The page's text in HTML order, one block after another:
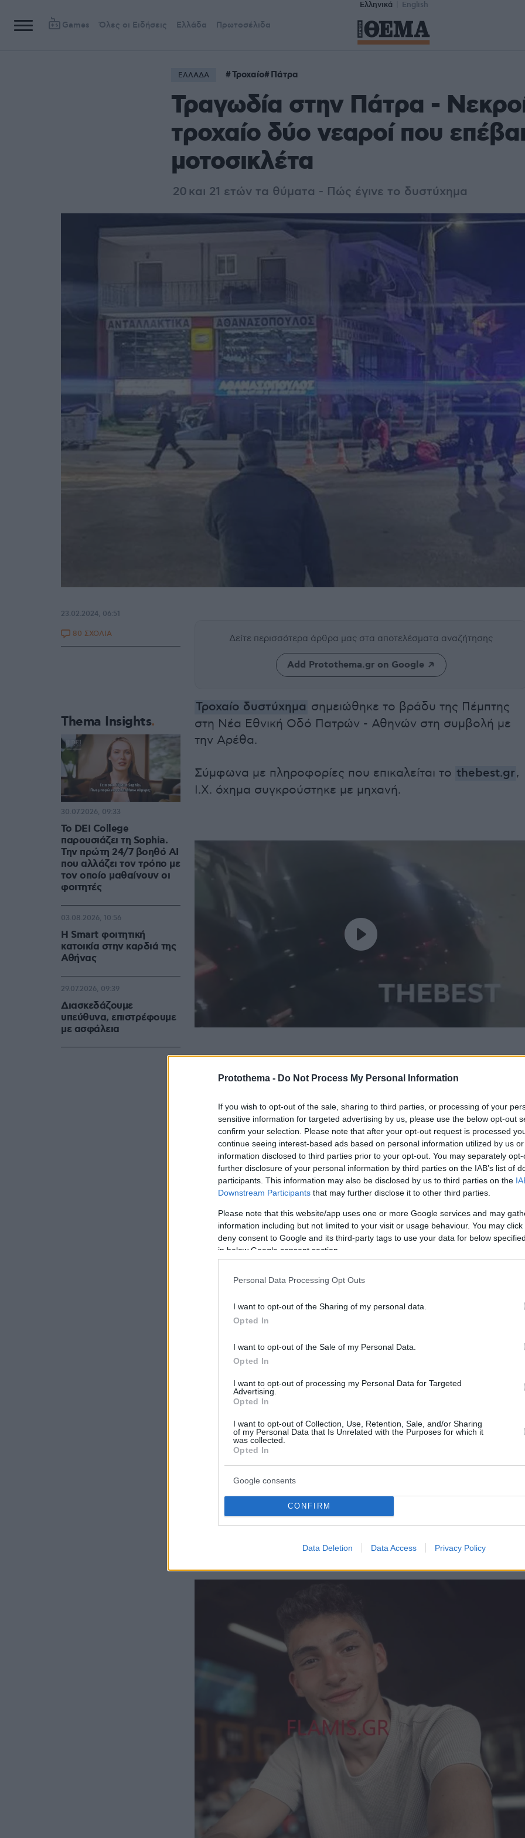
Protothema - Do Not Process My Personal Information
If you wish to opt-out of the sale, sharing to third parties, or processing of your
sensitive information for targeted advertising by us, please use the below opt-out
confirm your selection. Please note that after your opt-out request is processed
continue seeing interest-based ads based on personal information utilized by us
information disclosed to third parties prior to your opt-out. You may separately
further disclosure of your personal information by third parties on the IAB’s list of
participants. This information may also be disclosed by us to third parties on the
Downstream Participants that may further disclose it to other third parties.
Please note that this website/app uses one or more Google services and may
information including but not limited to your visit or usage behaviour. You may
deny consent to Google and its third-party tags to use your data for below
in below Google consent section.
Personal Data Processing Opt Outs
I want to opt-out of the Sharing of my personal data.
Opted In
I want to opt-out of the Sale of my Personal Data.
Opted In
I want to opt-out of processing my Personal Data for Targeted
Advertising.
Opted In
I want to opt-out of Collection, Use, Retention, Sale, and/or Sharing
of my Personal Data that Is Unrelated with the Purposes for which it
was collected.
Opted In
Google consents
CONFIRM
Data Deletion Data Access Privacy Policy
Ελληνικά English
Games Όλες οι Ειδήσεις Ελλάδα Πρωτοσέλιδα
ΕΛΛΑΔΑ Τροχαίο Πάτρα
Τραγωδία στην Πάτρα -
τροχαίο δύο νεαροί που
μοτοσικλέτα
20 και 21 ετών τα θύματα - Πώς έγινε το δυστύχημα
Δείτε περισσότερα άρθρα μας στα αποτελέσματα αναζήτησης
Add Protothema.gr on Google
Τροχαίο δυστύχημα σημειώθηκε το βράδυ της Πέμπτης
στη Νέα Εθνική Οδό Πατρών - Αθηνών στη συμβολή με
την Αρέθα.
Σύμφωνα με πληροφορίες που επικαλείται το thebest.gr,
Ι.Χ. όχημα συγκρούστηκε με μηχανή.
Η σύγκρουση ήταν σφοδρή ενώ οι περαστικοί που
Από το τροχαίο σκοτώθηκαν δύο νεαροί άνδρεςηλικίας
20 και 21 ετώναντίστοιχα, οι οποίοι επέβαιναν στη μηχανή
υψηλού κυβισμού.
23.02.2024, 06:51
80 ΣΧΟΛΙΑ
Thema Insights
Το DEI College
παρουσιάζει τη Sophia.
Την πρώτη 24/7 βοηθό AI
που αλλάζει τον τρόπο με
τον οποίο μαθαίνουν οι
φοιτητές
30.07.2026, 09:33
Η Smart φοιτητική
κατοικία στην καρδιά της
Αθήνας
03.08.2026, 10:56
Διασκεδάζουμε
υπεύθυνα, επιστρέφουμε
με ασφάλεια
29.07.2026, 09:39